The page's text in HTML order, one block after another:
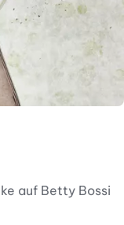
auf Betty Bossi